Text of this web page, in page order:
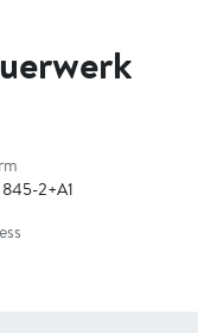
2+A1